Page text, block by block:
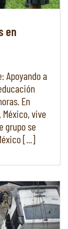
en
Apoyando a
En
vive
grupo se
[...]